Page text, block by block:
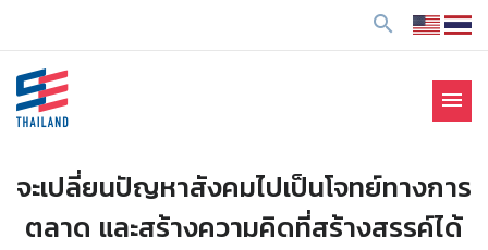
search
Enterprise: SE
menu
จะเปลี่ยนปัญหาสังคมไปเป็นโจทย์ทางการ
ตลาด และสร้างความคิดที่สร้างสรรค์ได้